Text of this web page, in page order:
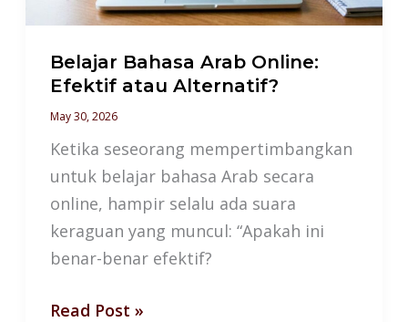
Belajar Bahasa Arab Online:
Efektif atau Alternatif?
May 30, 2026
Ketika seseorang mempertimbangkan
untuk belajar bahasa Arab secara
online, hampir selalu ada suara
keraguan yang muncul: “Apakah ini
benar-benar efektif?
Read Post »